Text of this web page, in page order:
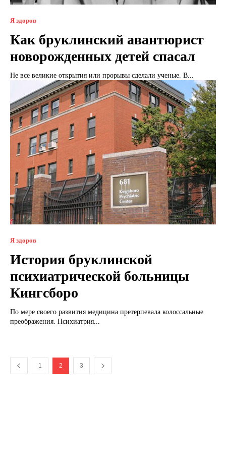
Я здоров
Как бруклинский авантюрист
новорожденных детей спасал
Не все великие открытия или прорывы сделали ученые. В...
Я здоров
История бруклинской
психиатрической больницы
Кингсборо
По мере своего развития медицина претерпевала колоссальные
преображения. Психиатрия...
1 2 3